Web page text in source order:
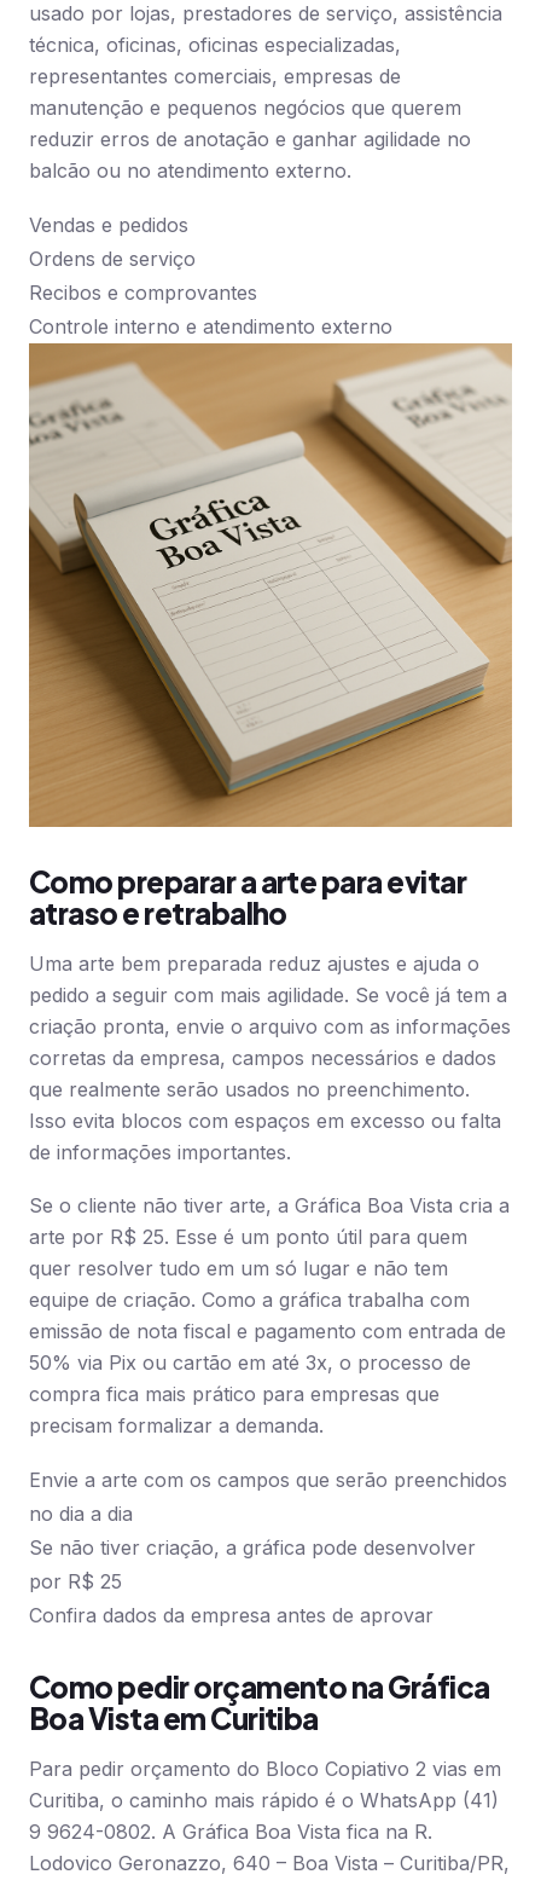
usado por lojas, prestadores de serviço, assistência
técnica, oficinas, oficinas especializadas,
representantes comerciais, empresas de
manutenção e pequenos negócios que querem
reduzir erros de anotação e ganhar agilidade no
balcão ou no atendimento externo.
Vendas e pedidos
Ordens de serviço
Recibos e comprovantes
Controle interno e atendimento externo
Como preparar a arte para evitar
atraso e retrabalho
Uma arte bem preparada reduz ajustes e ajuda o
pedido a seguir com mais agilidade. Se você já tem a
criação pronta, envie o arquivo com as informações
corretas da empresa, campos necessários e dados
que realmente serão usados no preenchimento.
Isso evita blocos com espaços em excesso ou falta
de informações importantes.
Se o cliente não tiver arte, a Gráfica Boa Vista cria a
arte por R$ 25. Esse é um ponto útil para quem
quer resolver tudo em um só lugar e não tem
equipe de criação. Como a gráfica trabalha com
emissão de nota fiscal e pagamento com entrada de
50% via Pix ou cartão em até 3x, o processo de
compra fica mais prático para empresas que
precisam formalizar a demanda.
Envie a arte com os campos que serão preenchidos
no dia a dia
Se não tiver criação, a gráfica pode desenvolver
por R$ 25
Confira dados da empresa antes de aprovar
Como pedir orçamento na Gráfica
Boa Vista em Curitiba
Para pedir orçamento do Bloco Copiativo 2 vias em
Curitiba, o caminho mais rápido é o WhatsApp (41)
9 9624-0802. A Gráfica Boa Vista fica na R.
Lodovico Geronazzo, 640 – Boa Vista – Curitiba/PR,